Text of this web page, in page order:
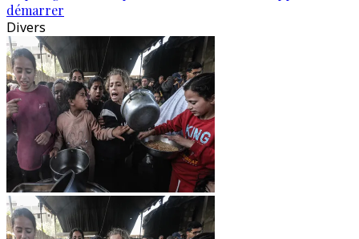
démarrer
Divers